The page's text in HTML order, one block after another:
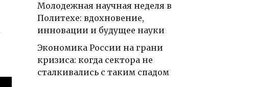
Молодежная научная неделя в
Политехе: вдохновение,
инновации и будущее науки
Экономика России на грани
кризиса: когда сектора не
сталкивались с таким спадом